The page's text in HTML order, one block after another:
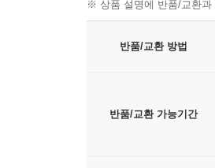
※ 상품 설명에 반품/교환과
반품/교환 방법
반품/교환 가능기간